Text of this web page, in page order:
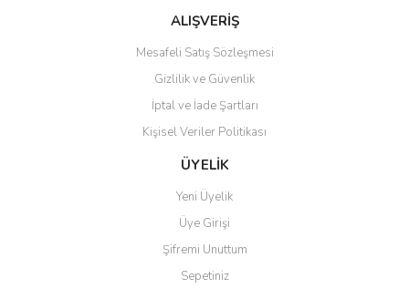
Ürün fiyatı diğer sitelerden daha pahalı.
Gönder
ALIŞVERİŞ
Mesafeli Satış Sözleşmesi
Gizlilik ve Güvenlik
İptal ve İade Şartları
Kişisel Veriler Politikası
ÜYELİK
Yeni Üyelik
Üye Girişi
Şifremi Unuttum
Sepetiniz